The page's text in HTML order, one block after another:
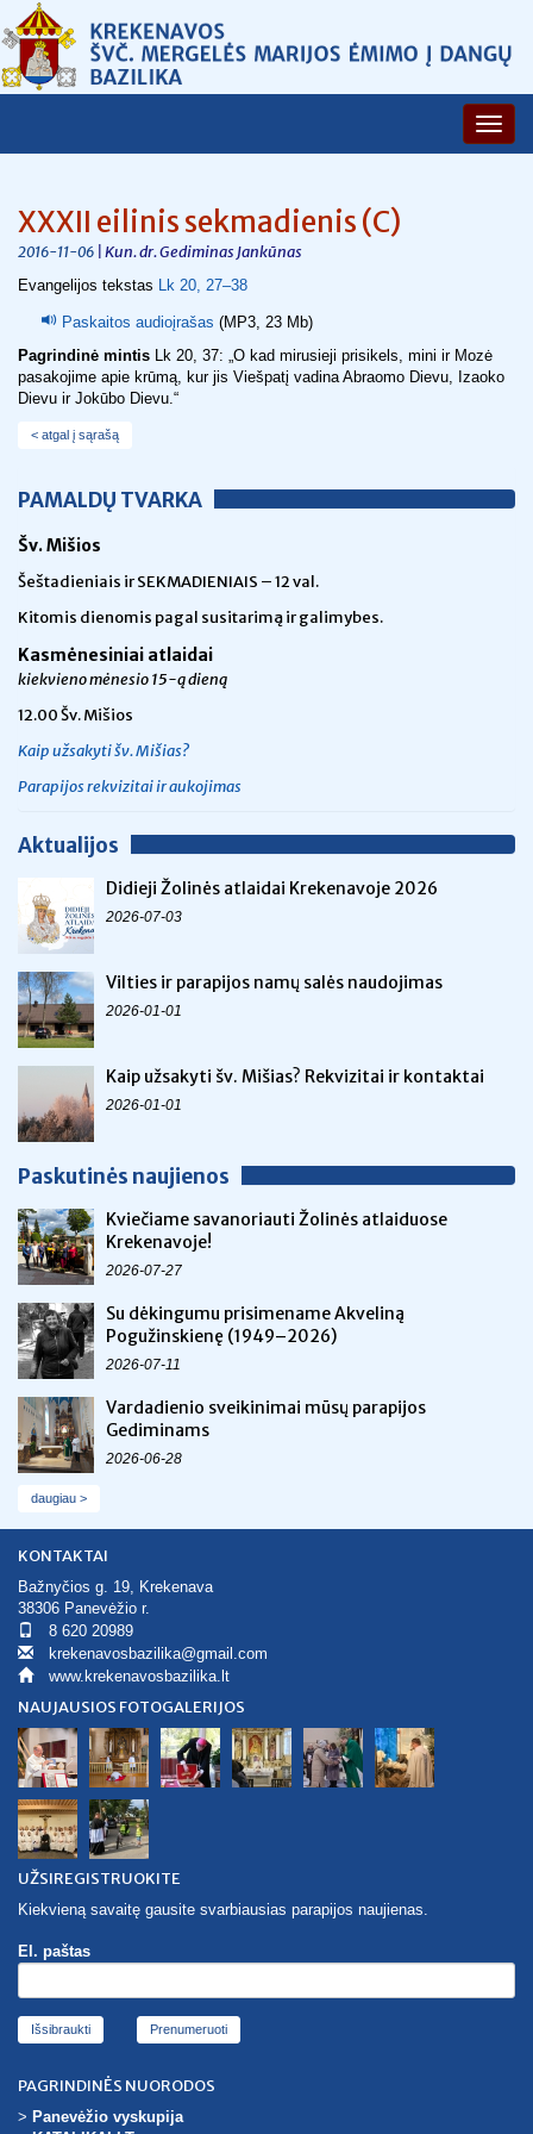
XXXII eilinis sekmadienis (C)
2016-11-06 | Kun. dr. Gediminas Jankūnas
Evangelijos tekstas Lk 20, 27–38
Paskaitos audioįrašas (MP3, 23 Mb)
Pagrindinė mintis Lk 20, 37: „O kad mirusieji prisikels, mini ir Mozė
pasakojime apie krūmą, kur jis Viešpatį vadina Abraomo Dievu, Izaoko
Dievu ir Jokūbo Dievu.“
< atgal į sąrašą
PAMALDŲ TVARKA
Šv. Mišios
Šeštadieniais ir SEKMADIENIAIS – 12 val.
Kitomis dienomis pagal susitarimą ir galimybes.
Kasmėnesiniai atlaidai
kiekvieno mėnesio 15-ą dieną
12.00 Šv. Mišios
Kaip užsakyti šv. Mišias?
Parapijos rekvizitai ir aukojimas
Aktualijos
Didieji Žolinės atlaidai Krekenavoje 2026
2026-07-03
Vilties ir parapijos namų salės naudojimas
2026-01-01
Kaip užsakyti šv. Mišias? Rekvizitai ir kontaktai
2026-01-01
Paskutinės naujienos
Kviečiame savanoriauti Žolinės atlaiduose
Krekenavoje!
2026-07-27
Su dėkingumu prisimename Akveliną
Pogužinskienę (1949–2026)
2026-07-11
Vardadienio sveikinimai mūsų parapijos
Gediminams
2026-06-28
daugiau >
KONTAKTAI
Bažnyčios g. 19, Krekenava
38306 Panevėžio r.
8 620 20989
krekenavosbazilika@gmail.com
www.krekenavosbazilika.lt
NAUJAUSIOS FOTOGALERIJOS
UŽSIREGISTRUOKITE
Kiekvieną savaitę gausite svarbiausias parapijos naujienas.
El. paštas
Išsibraukti
PAGRINDINĖS NUORODOS
> Panevėžio vyskupija